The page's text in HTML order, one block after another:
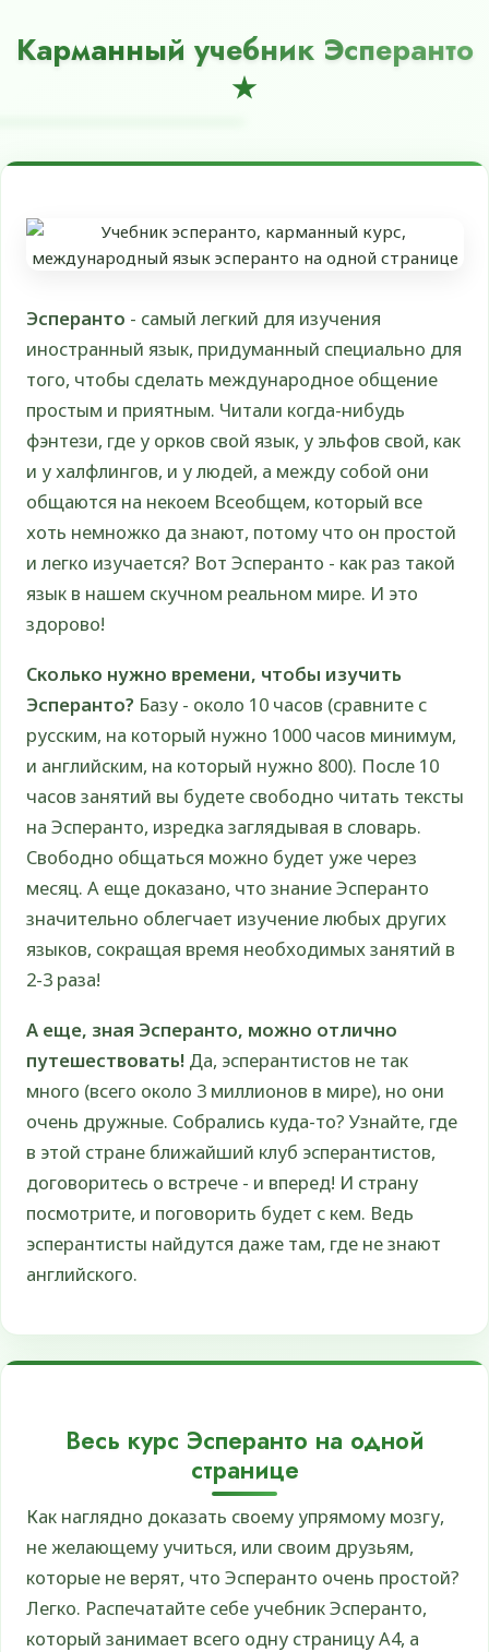
Карманный учебник Эсперанто
Эсперанто - самый легкий для изучения
иностранный язык, придуманный специально для
того, чтобы сделать международное общение
простым и приятным. Читали когда-нибудь
фэнтези, где у орков свой язык, у эльфов свой, как
и у халфлингов, и у людей, а между собой они
общаются на некоем Всеобщем, который все
хоть немножко да знают, потому что он простой
и легко изучается? Вот Эсперанто - как раз такой
язык в нашем скучном реальном мире. И это
здорово!
Сколько нужно времени, чтобы изучить
Эсперанто? Базу - около 10 часов (сравните с
русским, на который нужно 1000 часов минимум,
и английским, на который нужно 800). После 10
часов занятий вы будете свободно читать тексты
на Эсперанто, изредка заглядывая в словарь.
Свободно общаться можно будет уже через
месяц. А еще доказано, что знание Эсперанто
значительно облегчает изучение любых других
языков, сокращая время необходимых занятий в
2-3 раза!
А еще, зная Эсперанто, можно отлично
путешествовать!Да, эсперантистов не так
много (всего около 3 миллионов в мире), но они
очень дружные. Собрались куда-то? Узнайте, где
в этой стране ближайший клуб эсперантистов,
договоритесь о встрече - и вперед! И страну
посмотрите, и поговорить будет с кем. Ведь
эсперантисты найдутся даже там, где не знают
английского.
Весь курс Эсперанто на одной
странице
Как наглядно доказать своему упрямому мозгу,
не желающему учиться, или своим друзьям,
которые не верят, что Эсперанто очень простой?
Легко. Распечатайте себе учебник Эсперанто,
который занимает всего одну страницу А4, а